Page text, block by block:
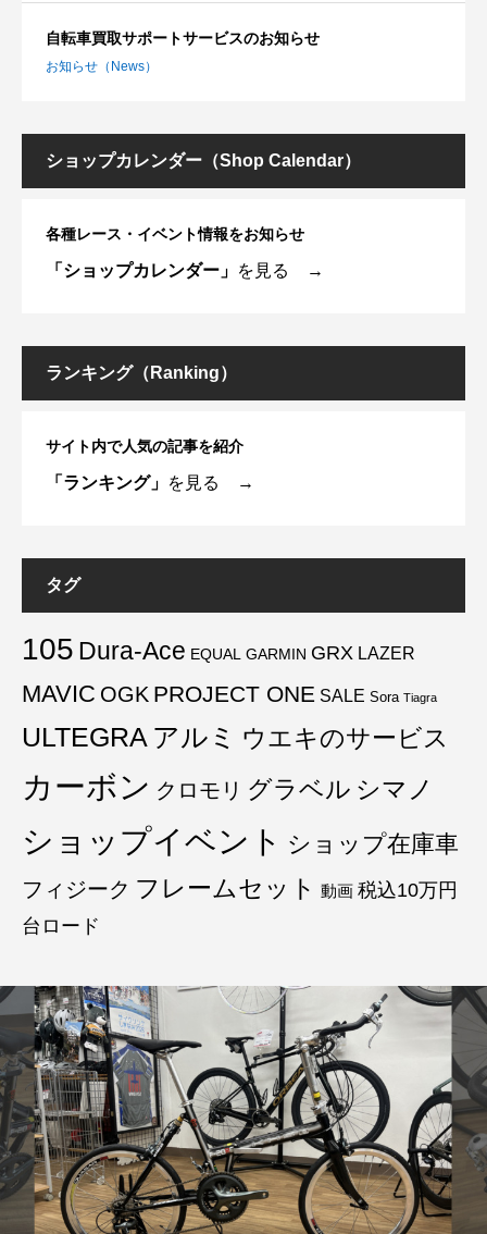
自転車買取サポートサービスのお知らせ
お知らせ（News）
ショップカレンダー（Shop Calendar）
各種レース・イベント情報をお知らせ
「ショップカレンダー」 を見る →
ランキング（Ranking）
サイト内で人気の記事を紹介
「ランキング」 を見る →
タグ
105 Dura-Ace EQUAL GARMIN GRX LAZER
MAVIC OGK PROJECT ONE SALE Sora Tiagra
ULTEGRA アルミ ウエキのサービス
カーボン クロモリ グラベル シマノ
ショップイベント ショップ在庫車
フィジーク フレームセット 動画 税込10万円
台ロード